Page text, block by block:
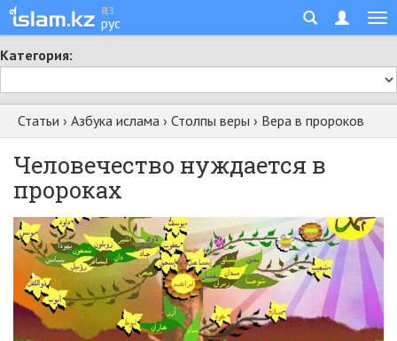
қаз
рус
Категория:
Статьи › Азбука ислама › Столпы веры › Вера в пророков
Человечество нуждается в
пророках